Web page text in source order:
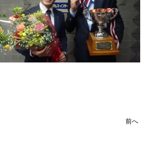
前へ